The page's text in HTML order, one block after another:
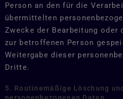
Person an den für die
übermittelten
Zwecke der Bearbeitung oder
zur betroffenen Person
Weitergabe dieser
Dritte.
5. Routinemäßige Löschung
personenbezogenen Daten